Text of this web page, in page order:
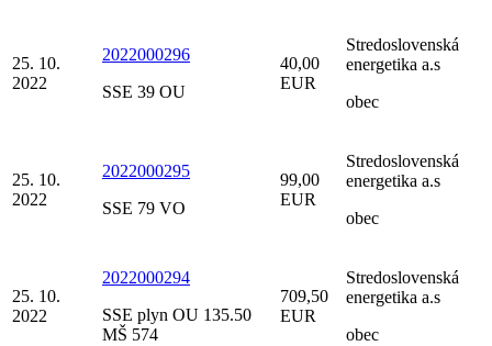
25. 10.
2022
2022000296
SSE 39 OU
40,00
EUR
Stredoslovenská
energetika a.s
obec
25. 10.
2022
2022000295
SSE 79 VO
99,00
EUR
Stredoslovenská
energetika a.s
obec
25. 10.
2022
2022000294
SSE plyn OU 135.50
MŠ 574
709,50
EUR
Stredoslovenská
energetika a.s
obec